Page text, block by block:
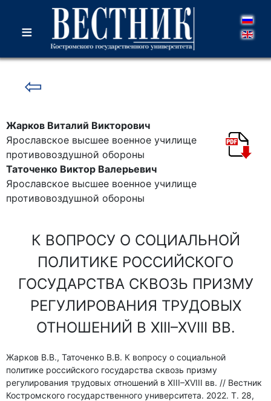
≡
⇦
Жарков Виталий Викторович
Ярославское высшее военное училище
противовоздушной обороны
Таточенко Виктор Валерьевич
Ярославское высшее военное училище
противовоздушной обороны
К ВОПРОСУ О СОЦИАЛЬНОЙ
ПОЛИТИКЕ РОССИЙСКОГО
ГОСУДАРСТВА СКВОЗЬ ПРИЗМУ
РЕГУЛИРОВАНИЯ ТРУДОВЫХ
ОТНОШЕНИЙ В XIII–XVIII ВВ.
Жарков В.В., Таточенко В.В. К вопросу о социальной
политике российского государства сквозь призму
регулирования трудовых отношений в XIII–XVIII вв. // Вестник
Костромского государственного университета. 2022. Т. 28,